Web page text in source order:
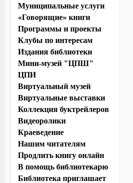
Муниципальные услуги
«Говорящие» книги
Программы и проекты
Клубы по интересам
Издания библиотеки
Мини-музей "ЦПШ"
ЦПИ
Виртуальный музей
Виртуальные выставки
Коллекция буктрейлеров
Видеоролики
Краеведение
Нашим читателям
Продлить книгу онлайн
В помощь библиотекарю
Библиотека приглашает